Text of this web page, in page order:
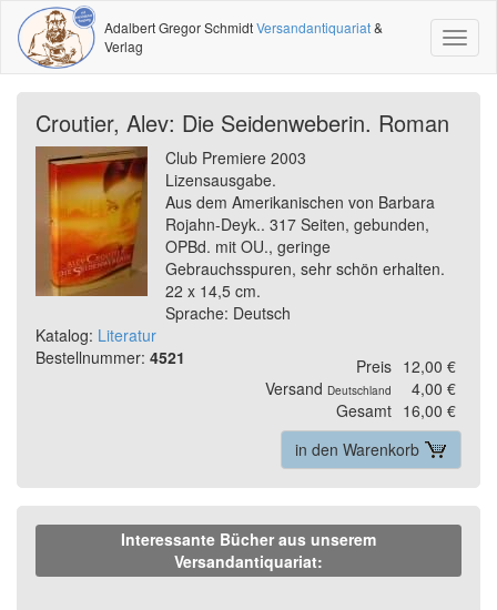
Adalbert Gregor SchmidtVersandantiquariat&
Verlag
Croutier, Alev: Die Seidenweberin. Roman
Club Premiere 2003
Lizensausgabe.
Aus dem Amerikanischen von Barbara
Rojahn-Deyk.. 317 Seiten, gebunden,
OPBd. mit OU., geringe
Gebrauchsspuren, sehr schön erhalten.
22 x 14,5 cm.
Sprache: Deutsch
Katalog: Literatur
Bestellnummer: 4521 Preis 12,00 €
Versand Deutschland
4,00 €
Gesamt 16,00 €
in den Warenkorb
Interessante Bücher aus unserem
Versandantiquariat: